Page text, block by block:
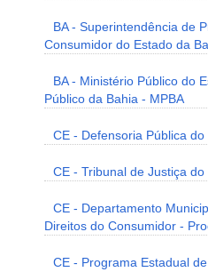
BA - Superintendência de
Consumidor do Estado da
BA - Ministério Público do
Público da Bahia - MPBA
CE - Defensoria Pública
CE - Tribunal de Justiça
CE - Departamento
Direitos do Consumidor -
CE - Programa Estadual